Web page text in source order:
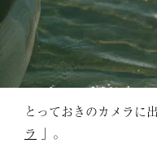
とっておきのカメラに
ラ 」。